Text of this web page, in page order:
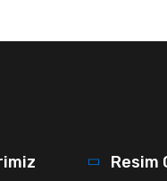
Resim